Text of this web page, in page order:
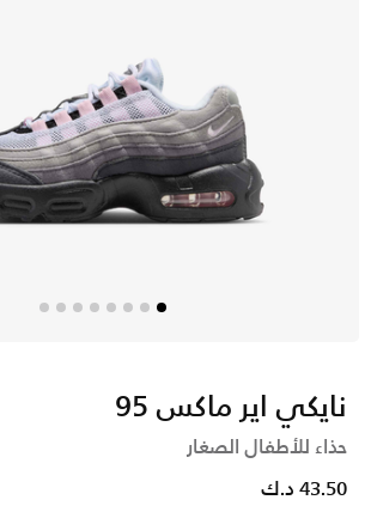
نايكي اير ماكس 95
حذاء للأطفال الصغار
43.50 د.ك